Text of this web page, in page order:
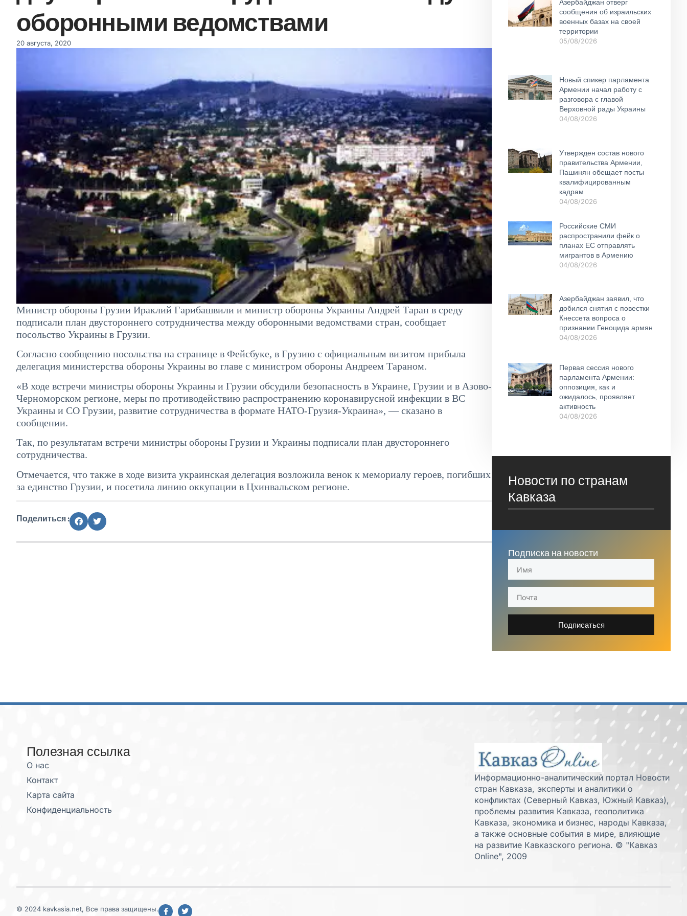
оборонными ведомствами
20 августа, 2020
Министр обороны Грузии Ираклий Гарибашвили и министр обороны Украины Андрей Таран в среду
подписали план двустороннего сотрудничества между оборонными ведомствами стран, сообщает
посольство Украины в Грузии.
Согласно сообщению посольства на странице в Фейсбуке, в Грузию с официальным визитом прибыла
делегация министерства обороны Украины во главе с министром обороны Андреем Тараном.
«В ходе встречи министры обороны Украины и Грузии обсудили безопасность в Украине, Грузии и в Азово-
Черноморском регионе, меры по противодействию распространению коронавирусной инфекции в ВС
Украины и СО Грузии, развитие сотрудничества в формате НАТО-Грузия-Украина», — сказано в
сообщении.
Так, по результатам встречи министры обороны Грузии и Украины подписали план двустороннего
сотрудничества.
Отмечается, что также в ходе визита украинская делегация возложила венок к мемориалу героев, погибших
за единство Грузии, и посетила линию оккупации в Цхинвальском регионе.
Поделиться :
Азербайджан отверг
сообщения об израильских
военных базах на своей
территории
05/08/2026
Новый спикер парламента
Армении начал работу с
разговора с главой
Верховной рады Украины
04/08/2026
Утвержден состав нового
правительства Армении,
Пашинян обещает посты
квалифицированным
кадрам
04/08/2026
Российские СМИ
распространили фейк о
планах ЕС отправлять
мигрантов в Армению
04/08/2026
Азербайджан заявил, что
добился снятия с повестки
Кнессета вопроса о
признании Геноцида армян
04/08/2026
Первая сессия нового
парламента Армении:
оппозиция, как и
ожидалось, проявляет
активность
04/08/2026
Новости по странам
Кавказа
Подписка на новости
Подписаться
Полезная ссылка
О нас
Контакт
Карта сайта
Конфиденциальность
Информационно-аналитический портал Новости
стран Кавказа, эксперты и аналитики о
конфликтах (Северный Кавказ, Южный Кавказ),
проблемы развития Кавказа, геополитика
Кавказа, экономика и бизнес, народы Кавказа,
а также основные события в мире, влияющие
на развитие Кавказского региона. © "Кавказ
Online", 2009
© 2024 kavkasia.net, Все права защищены.